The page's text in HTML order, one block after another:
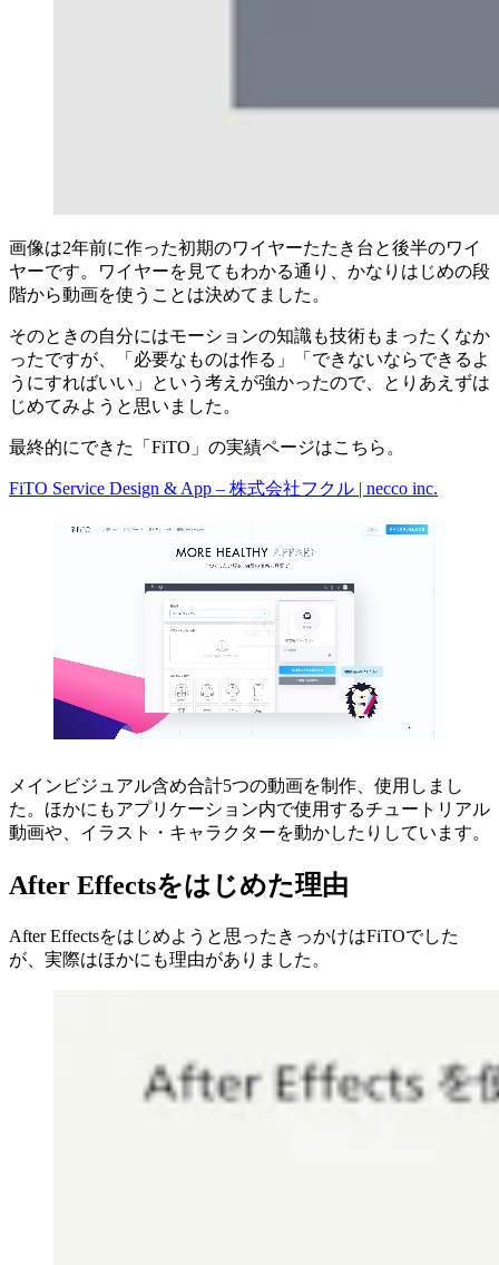
画像は2年前に作った初期のワイヤーたたき台と後半のワイ
ヤーです。ワイヤーを見てもわかる通り、かなりはじめの段
階から動画を使うことは決めてました。
そのときの自分にはモーションの知識も技術もまったくなか
ったですが、「必要なものは作る」「できないならできるよ
うにすればいい」という考えが強かったので、とりあえずは
じめてみようと思いました。
最終的にできた「FiTO」の実績ページはこちら。
FiTO Service Design & App – 株式会社フクル | necco inc.
メインビジュアル含め合計5つの動画を制作、使用しまし
た。ほかにもアプリケーション内で使用するチュートリアル
動画や、イラスト・キャラクターを動かしたりしています。
After Effectsをはじめた理由
After Effectsをはじめようと思ったきっかけはFiTOでした
が、実際はほかにも理由がありました。